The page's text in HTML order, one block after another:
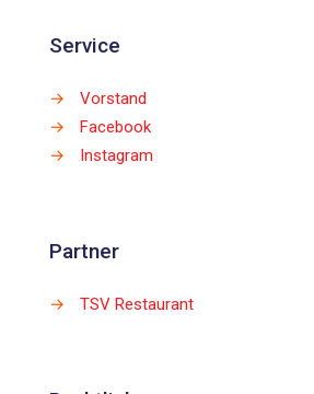
Service
→
Vorstand
→
Facebook
→
Instagram
Partner
→ TSV Restaurant